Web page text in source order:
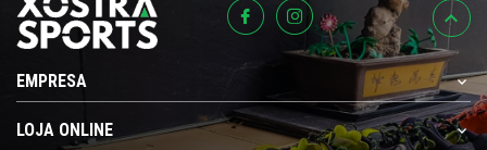
EMPRESA
LOJA ONLINE